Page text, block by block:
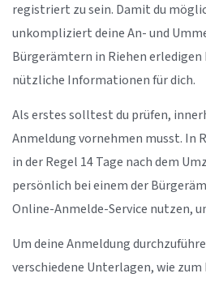
registriert zu sein. Damit du
unkompliziert deine An- und
Bürgerämtern in Riehen
nützliche Informationen für dich.
Als erstes solltest du prüfen,
Anmeldung vornehmen musst. In
in der Regel 14 Tage nach dem
persönlich bei einem der
Online-Anmelde-Service nutzen,
Um deine Anmeldung
verschiedene Unterlagen, wie zum